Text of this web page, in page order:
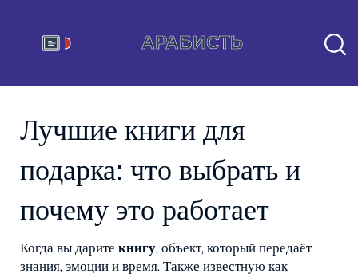
Лучшие книги для
подарка: что выбрать и
почему это работает
Когда вы дарите книгу, объект, который передаёт
знания, эмоции и время. Также известную как